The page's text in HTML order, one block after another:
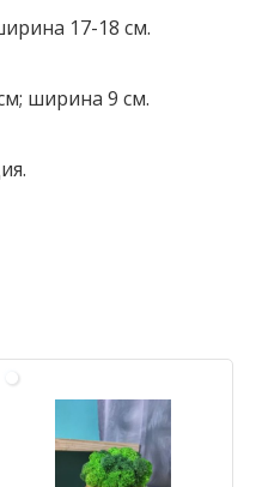
17-18 см.
ширина 9 см.